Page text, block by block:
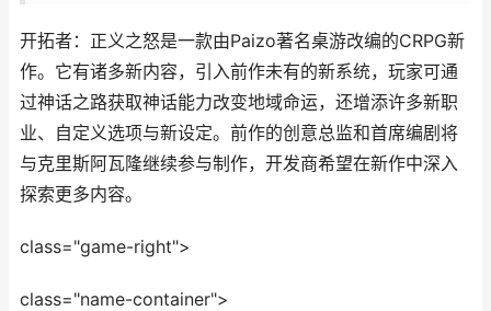
开拓者：正义之怒是一款由Paizo著名桌游改编的CRPG新
作。它有诸多新内容，引入前作未有的新系统，玩家可通
过神话之路获取神话能力改变地域命运，还增添许多新职
业、自定义选项与新设定。前作的创意总监和首席编剧将
与克里斯阿瓦隆继续参与制作，开发商希望在新作中深入
探索更多内容。
class="game-right">
class="name-container">